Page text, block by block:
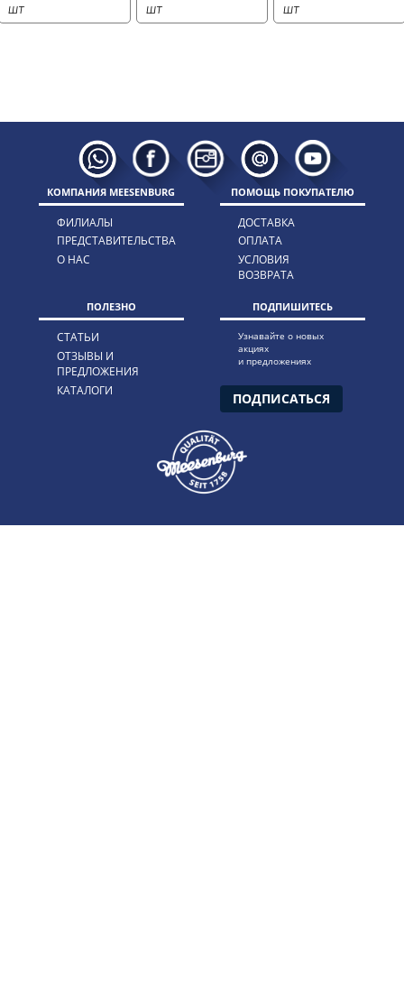
шт
шт
шт
КОМПАНИЯ MEESENBURG
ФИЛИАЛЫ
ПРЕДСТАВИТЕЛЬСТВА
О НАС
ПОМОЩЬ ПОКУПАТЕЛЮ
ДОСТАВКА
ОПЛАТА
УСЛОВИЯ
ВОЗВРАТА
ПОЛЕЗНО
СТАТЬИ
ОТЗЫВЫ И
ПРЕДЛОЖЕНИЯ
КАТАЛОГИ
ПОДПИШИТЕСЬ
Узнавайте о новых
акциях
и предложениях
ПОДПИСАТЬСЯ